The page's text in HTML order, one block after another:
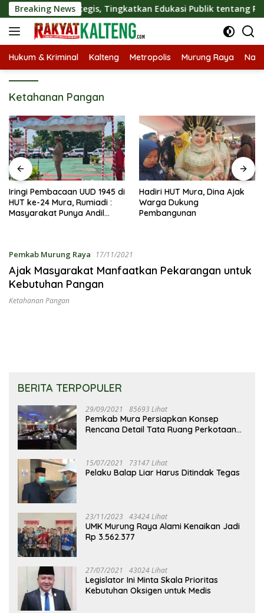
Langsung
ke
konten
Breaking News
Strategis, Tingkatkan Edukasi Publik tentang Peran
Hukum & Kriminal Kalteng Metropolis Murung Raya
Ketahanan Pangan
Iringi Pembacaan UUD 1945 di
HUT ke-24 Mura, Rumiadi :
Masyarakat Punya Andil
Hadiri HUT Mura, Dina Ajak
Warga Dukung
Pembangunan
Pemkab Murung Raya 17/11/2021
Ajak Masyarakat Manfaatkan Pekarangan untuk
Kebutuhan Pangan
Ketahanan Pangan
BERITA TERPOPULER
29/09/2021 85693 Lihat
Pemkab Mura Persiapkan Konsep
Rencana Detail Tata Ruang Perkotaan
15/07/2021 73147 Lihat
Pelaku Balap Liar Harus Ditindak Tegas
23/11/2023 43424 Lihat
UMK Murung Raya Alami Kenaikan Jadi
Rp 3.562.377
27/07/2021 43024 Lihat
Legislator Ini Minta Skala Prioritas
Kebutuhan Oksigen untuk Medis